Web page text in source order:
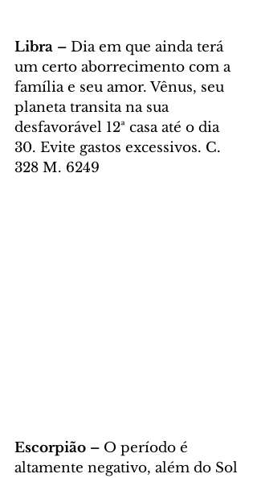
Libra – Dia em que ainda terá
um certo aborrecimento com a
família e seu amor. Vênus, seu
planeta transita na sua
desfavorável 12ª casa até o dia
30. Evite gastos excessivos. C.
328 M. 6249
Escorpião – O período é
altamente negativo, além do Sol